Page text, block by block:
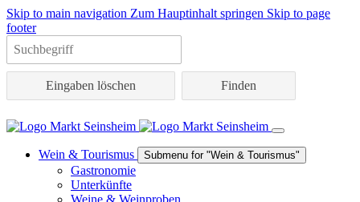
Skip to main navigation Zum Hauptinhalt springen Skip to page
footer
Eingaben löschen
Wein & Tourismus Submenu for "Wein & Tourismus"
Gastronomie
Unterkünfte
Weine & Weinproben